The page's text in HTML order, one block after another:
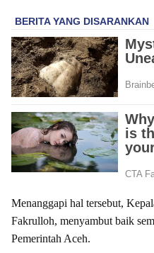
Menanggapi hal tersebut,
Fakrulloh, menyambut baik
Pemerintah Aceh.